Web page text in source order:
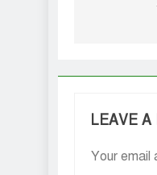
LEAVE A
Your email